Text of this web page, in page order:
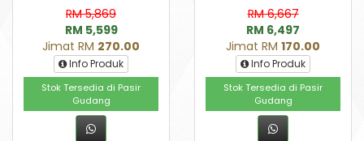
RM 5,869
RM 5,599
Jimat RM 270.00
Info Produk
Stok Tersedia di Pasir
Gudang
RM 6,667
RM 6,497
Jimat RM 170.00
Info Produk
Stok Tersedia di Pasir
Gudang